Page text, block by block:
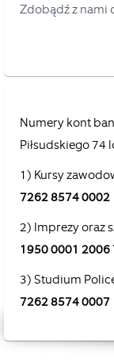
Zdobądź z nami
Numery kont
Piłsudskiego 74
1) Kursy
7262 8574 0002
2) Imprezy oraz
1950 0001
3) Studium
7262 8574 0007